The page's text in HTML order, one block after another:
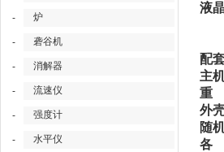
- 炉
- 砻谷机
- 消解器
- 流速仪
- 强度计
- 水平仪
液
报
电
配
主
重
外
随
各